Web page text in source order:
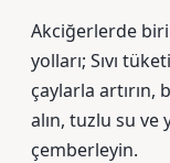
Akciğerlerde
yolları; Sıvı
çaylarla artırın,
alın, tuzlu su ve
çemberleyin.